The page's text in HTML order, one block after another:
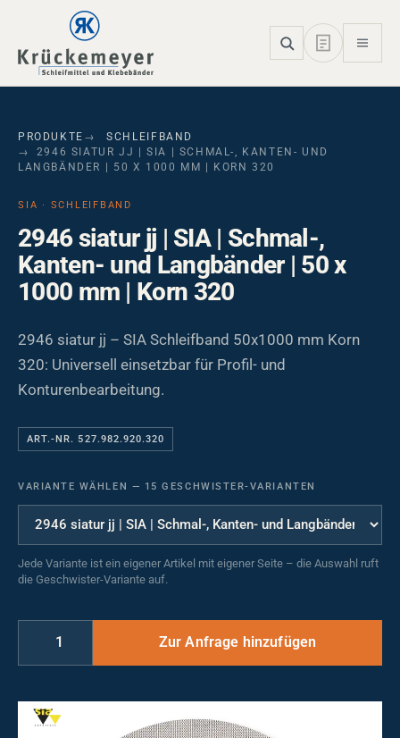
Skip to main navigation
Skip to main content
Skip to page footer
PRODUKTE
SCHLEIFBAND
2946 SIATUR JJ | SIA | SCHMAL-, KANTEN- UND
LANGBÄNDER | 50 X 1000 MM | KORN 320
SIA · SCHLEIFBAND
2946 siatur jj | SIA | Schmal-,
Kanten- und Langbänder | 50 x
1000 mm | Korn 320
2946 siatur jj – SIA Schleifband 50x1000 mm Korn
320: Universell einsetzbar für Profil- und
Konturenbearbeitung.
ART.-NR. 527.982.920.320
VARIANTE WÄHLEN — 15 GESCHWISTER-VARIANTEN
Jede Variante ist ein eigener Artikel mit eigener Seite – die Auswahl ruft
die Geschwister-Variante auf.